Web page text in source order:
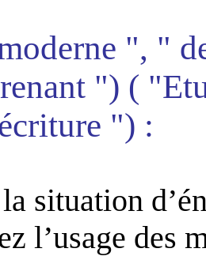
", "
") (
") :
situation
l’usage des